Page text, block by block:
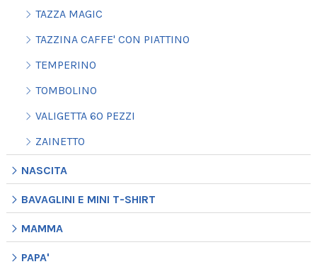
TAZZA MAGIC
TAZZINA CAFFE' CON PIATTINO
TEMPERINO
TOMBOLINO
VALIGETTA 60 PEZZI
ZAINETTO
NASCITA
BAVAGLINI E MINI T-SHIRT
MAMMA
PAPA'